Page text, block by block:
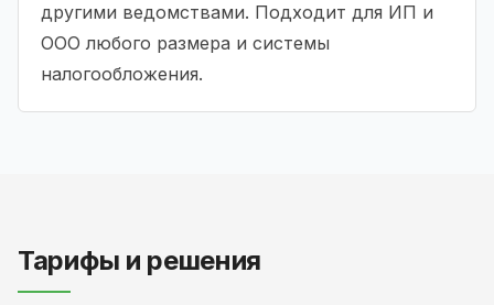
другими ведомствами. Подходит для ИП и
ООО любого размера и системы
налогообложения.
Тарифы и решения